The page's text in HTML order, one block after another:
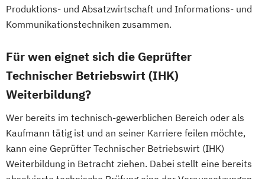
Produktions- und Absatzwirtschaft und Informations- und
Kommunikationstechniken zusammen.
Für wen eignet sich die Geprüfter
Technischer Betriebswirt (IHK)
Weiterbildung?
Wer bereits im technisch-gewerblichen Bereich oder als
Kaufmann tätig ist und an seiner Karriere feilen möchte,
kann eine Geprüfter Technischer Betriebswirt (IHK)
Weiterbildung in Betracht ziehen. Dabei stellt eine bereits